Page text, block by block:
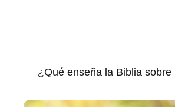
¿Qué enseña la Biblia sobre